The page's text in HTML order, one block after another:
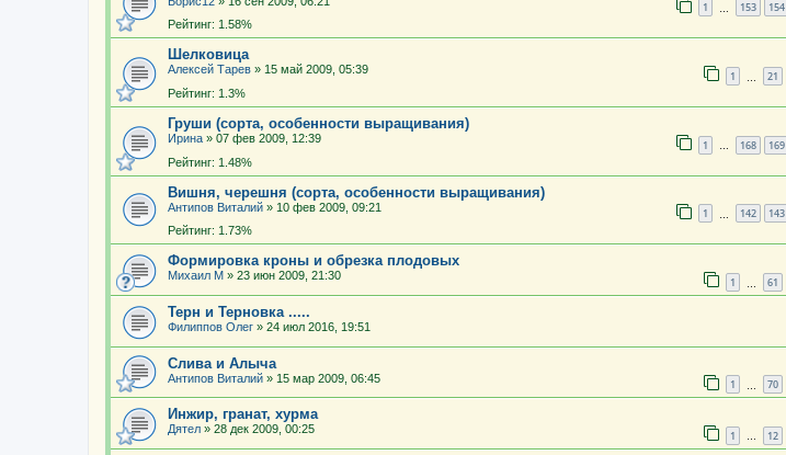
1 153 154
Рейтинг: 1.58%
Шелковица
Алексей Тарев » 15 май 2009, 05:39 1 21
Рейтинг: 1.3%
Груши (сорта, особенности выращивания)
Ирина » 07 фев 2009, 12:39 1 … 168 169
Рейтинг: 1.48%
Вишня, черешня (сорта, особенности выращивания)
Антипов Виталий » 10 фев 2009, 09:21 1 142 143
Рейтинг: 1.73%
Формировка кроны и обрезка плодовых
Михаил М » 23 июн 2009, 21:30 1 61
Терн и Терновка .....
Филиппов Олег » 24 июл 2016, 19:51
Слива и Алыча
Антипов Виталий » 15 мар 2009, 06:45 1 70
Инжир, гранат, хурма
Дятел » 28 дек 2009, 00:25 1 … 12